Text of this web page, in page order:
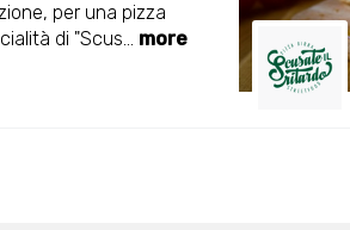
per una pizza
di "Scus... more